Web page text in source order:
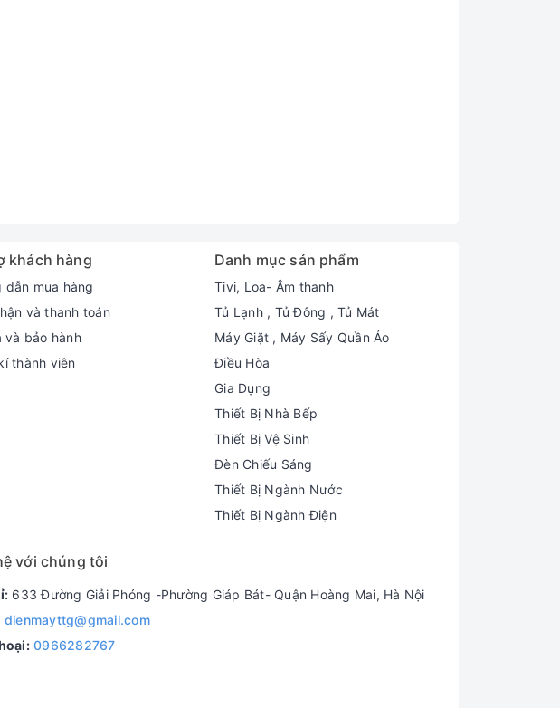
khách hàng
dẫn mua hàng
và thanh toán
và bảo hành
thành viên
Danh mục sản phẩm
Tivi, Loa- Âm thanh
Tủ Lạnh , Tủ Đông , Tủ Mát
Máy Giặt , Máy Sấy Quần Áo
Điều Hòa
Gia Dụng
Thiết Bị Nhà Bếp
Thiết Bị Vệ Sinh
Đèn Chiếu Sáng
Thiết Bị Ngành Nước
Thiết Bị Ngành Điện
với chúng tôi
633 Đường Giải Phóng -Phường Giáp Bát- Quận Hoàng Mai, Hà Nội
dienmayttg@gmail.com
0966282767